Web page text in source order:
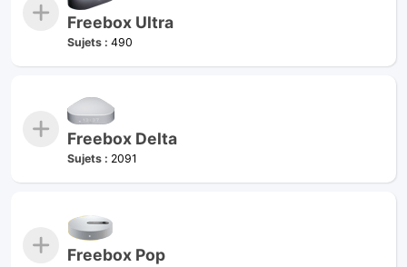
Freebox Ultra
Sujets : 490
Freebox Delta
Sujets : 2091
Freebox Pop